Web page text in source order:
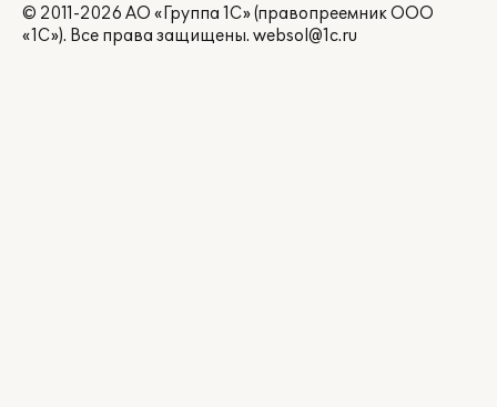
© 2011-2026 АО «Группа 1С» (правопреемник ООО
«1С»). Все права защищены. websol@1c.ru